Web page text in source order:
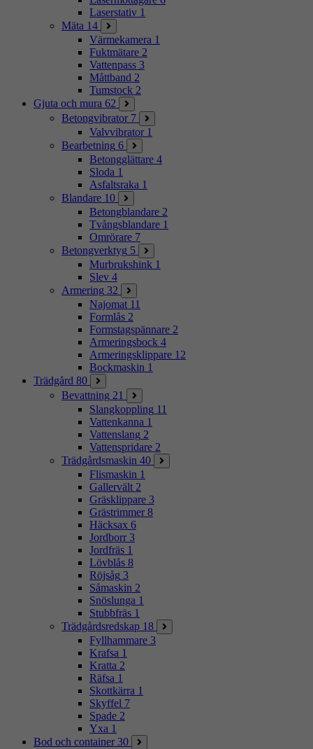
Laserstativ 1
Mäta 14
Värmekamera 1
Fuktmätare 2
Vattenpass 3
Måttband 2
Tumstock 2
Gjuta och mura 62
Betongvibrator 7
Valvvibrator 1
Bearbetning 6
Betongglättare 4
Sloda 1
Asfaltsraka 1
Blandare 10
Betongblandare 2
Tvångsblandare 1
Omrörare 7
Betongverktyg 5
Murbrukshink 1
Slev 4
Armering 32
Najomat 11
Formlås 2
Formstagspännare 2
Armeringsbock 4
Armeringsklippare 12
Bockmaskin 1
Trädgård 80
Bevattning 21
Slangkoppling 11
Vattenkanna 1
Vattenslang 2
Vattenspridare 2
Trädgårdsmaskin 40
Flismaskin 1
Gallervält 2
Gräsklippare 3
Grästrimmer 8
Häcksax 6
Jordborr 3
Jordfräs 1
Lövblås 8
Röjsåg 3
Såmaskin 2
Snöslunga 1
Stubbfräs 1
Trädgårdsredskap 18
Fyllhammare 3
Krafsa 1
Kratta 2
Räfsa 1
Skottkärra 1
Skyffel 7
Spade 2
Yxa 1
Bod och container 30